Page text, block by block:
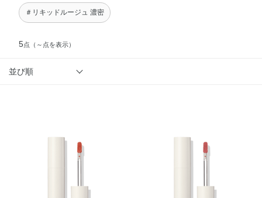
＃リキッドルージュ 濃密
5点 （～点を表示）
並び順